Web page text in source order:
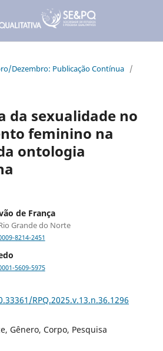
Dezembro: Publicação Contínua /
da sexualidade no
feminino na
ontologia
de França
Grande do Norte
8214-2451
5609-5975
RPQ.2025.v.13.n.36.1296
Gênero, Corpo, Pesquisa